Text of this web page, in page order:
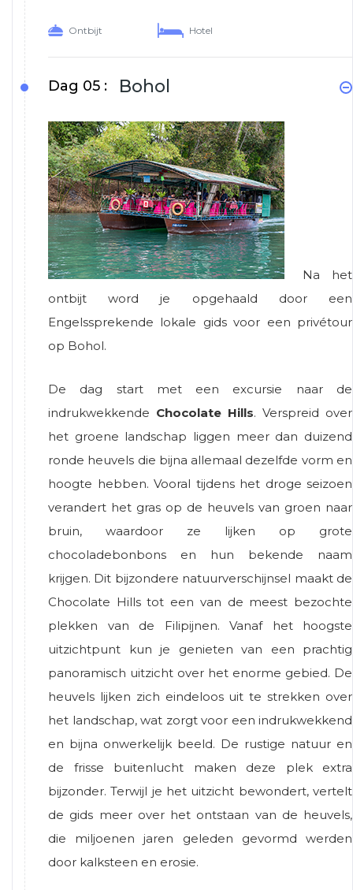
Ontbijt Hotel
Dag 05 : Bohol
Na het
ontbijt word je opgehaald door een
Engelssprekende lokale gids voor een privétour
op Bohol.
De dag start met een excursie naar de
indrukwekkende Chocolate Hills. Verspreid over
het groene landschap liggen meer dan duizend
ronde heuvels die bijna allemaal dezelfde vorm en
hoogte hebben. Vooral tijdens het droge seizoen
verandert het gras op de heuvels van groen naar
bruin, waardoor ze lijken op grote
chocoladebonbons en hun bekende naam
krijgen. Dit bijzondere natuurverschijnsel maakt de
Chocolate Hills tot een van de meest bezochte
plekken van de Filipijnen. Vanaf het hoogste
uitzichtpunt kun je genieten van een prachtig
panoramisch uitzicht over het enorme gebied. De
heuvels lijken zich eindeloos uit te strekken over
het landschap, wat zorgt voor een indrukwekkend
en bijna onwerkelijk beeld. De rustige natuur en
de frisse buitenlucht maken deze plek extra
bijzonder. Terwijl je het uitzicht bewondert, vertelt
de gids meer over het ontstaan van de heuvels,
die miljoenen jaren geleden gevormd werden
door kalksteen en erosie.